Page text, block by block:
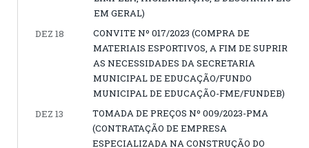
EM GERAL)
DEZ 18
CONVITE Nº 017/2023 (COMPRA DE
MATERIAIS ESPORTIVOS, A FIM DE SUPRIR
AS NECESSIDADES DA SECRETARIA
MUNICIPAL DE EDUCAÇÃO/FUNDO
MUNICIPAL DE EDUCAÇÃO-FME/FUNDEB)
DEZ 13
TOMADA DE PREÇOS Nº 009/2023-PMA
(CONTRATAÇÃO DE EMPRESA
ESPECIALIZADA NA CONSTRUÇÃO DO